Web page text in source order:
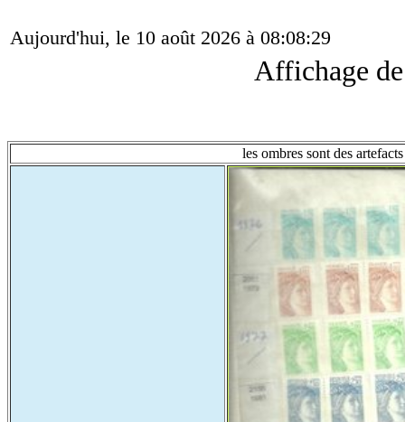
Aujourd'hui, le 10 août 2026 à 08:08:29
Affichage
les ombres sont des